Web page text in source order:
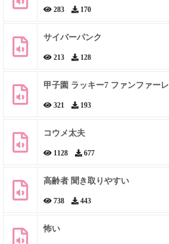
283 170
サイバーパンク
213 128
甲子園 ラッキー7 ファンファーレ
321 193
コウメ太夫
1128 677
高齢者 聞き取りやすい
738 443
怖い